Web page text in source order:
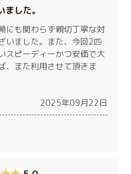
した。
にも関わらず親切丁寧な対
いました。また、今回2匹
スピーディーかつ安価で大
、また利用させて頂きま
2025年09月22日